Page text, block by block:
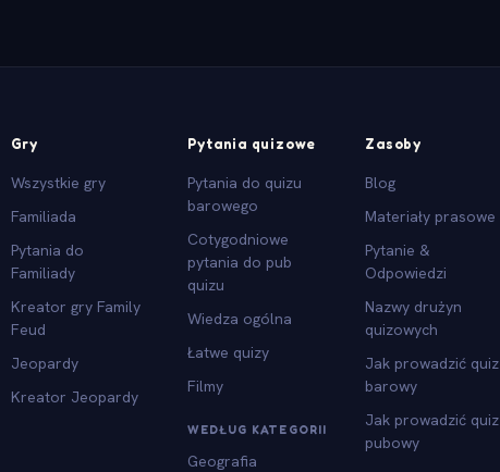
Gry
Wszystkie gry
Familiada
Pytania do
Familiady
Kreator gry Family
Feud
Jeopardy
Kreator Jeopardy
Pytania quizowe
Pytania do quizu
barowego
Cotygodniowe
pytania do pub
quizu
Wiedza ogólna
Łatwe quizy
Filmy
WEDŁUG KATEGORII
Geografia
Zasoby
Blog
Materiały prasowe
Pytanie &
Odpowiedzi
Nazwy drużyn
quizowych
Jak prowadzić quiz
barowy
Jak prowadzić quiz
pubowy